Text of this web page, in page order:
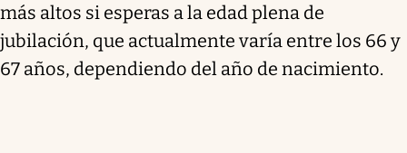
más altos si esperas a la edad plena de
jubilación, que actualmente varía entre los 66 y
67 años, dependiendo del año de nacimiento.